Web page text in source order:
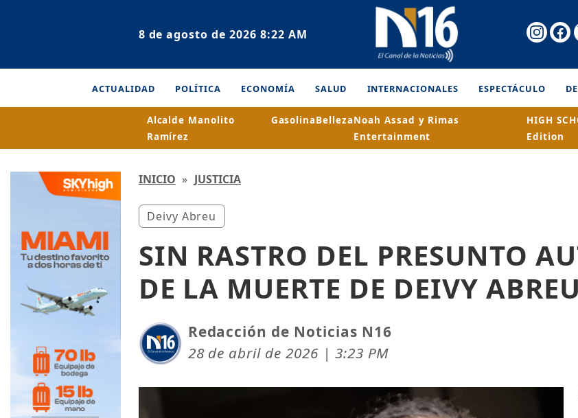
8 de agosto de 2026 8:22 AM
ACTUALIDAD POLÍTICA ECONOMÍA SALUD INTERNACIONALES ESPECTÁCULO
Alcalde Manolito
Ramírez
GasolinaBellezaNoah Assad y Rimas
Entertainment
HIGH
Edition
INICIO » JUSTICIA
Deivy Abreu
SIN RASTRO DEL PRESUNTO
DE LA MUERTE DE DEIVY ABREU
Redacción de Noticias N16
28 de abril de 2026 | 3:23 PM